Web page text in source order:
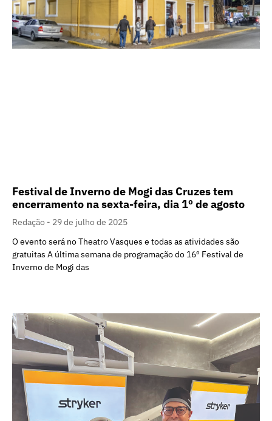
Festival de Inverno de Mogi das Cruzes tem
encerramento na sexta-feira, dia 1º de agosto
Redação
29 de julho de 2025
O evento será no Theatro Vasques e todas as atividades são
gratuitas A última semana de programação do 16º Festival de
Inverno de Mogi das